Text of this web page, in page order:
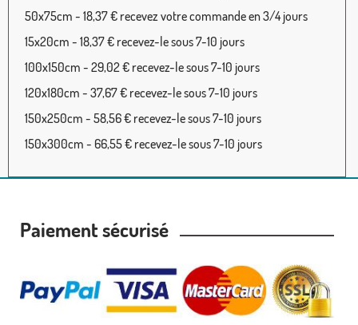
50x75cm - 18,37 € recevez votre commande en 3/4 jours
15x20cm - 18,37 € recevez-le sous 7-10 jours
100x150cm - 29,02 € recevez-le sous 7-10 jours
120x180cm - 37,67 € recevez-le sous 7-10 jours
150x250cm - 58,56 € recevez-le sous 7-10 jours
150x300cm - 66,55 € recevez-le sous 7-10 jours
Paiement sécurisé